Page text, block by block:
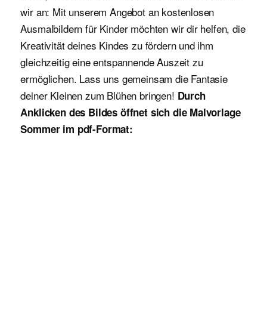
wir an: Mit unserem Angebot an kostenlosen
Ausmalbildern für Kinder möchten wir dir helfen, die
Kreativität deines Kindes zu fördern und ihm
gleichzeitig eine entspannende Auszeit zu
ermöglichen. Lass uns gemeinsam die Fantasie
deiner Kleinen zum Blühen bringen! Durch
Anklicken des Bildes öffnet sich die Malvorlage
Sommer im pdf-Format: